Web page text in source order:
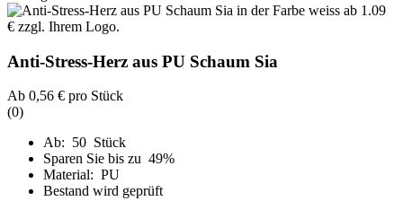
Anti-Stress-Herz aus PU Schaum Sia
Ab 0,56 € pro Stück
(0)
Ab: 50 Stück
Sparen Sie bis zu 49%
Material: PU
Bestand wird geprüft